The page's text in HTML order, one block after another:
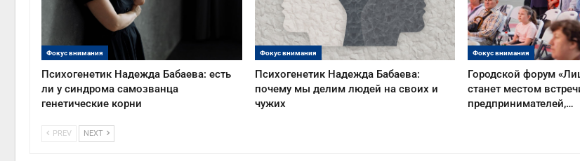
Фокус внимания
Психогенетик Надежда Бабаева: есть
ли у синдрома самозванца
генетические корни
Фокус внимания
Психогенетик Надежда Бабаева:
почему мы делим людей на своих и
чужих
Фокус внимания
Городской форум
станет местом
предпринимателей,…
PREV NEXT